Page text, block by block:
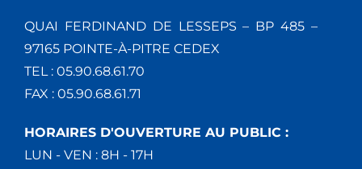
QUAI FERDINAND DE LESSEPS – BP 485 –
97165 POINTE-À-PITRE CEDEX
TEL : 05.90.68.61.70
FAX : 05.90.68.61.71
HORAIRES D'OUVERTURE AU PUBLIC :
LUN - VEN : 8H - 17H